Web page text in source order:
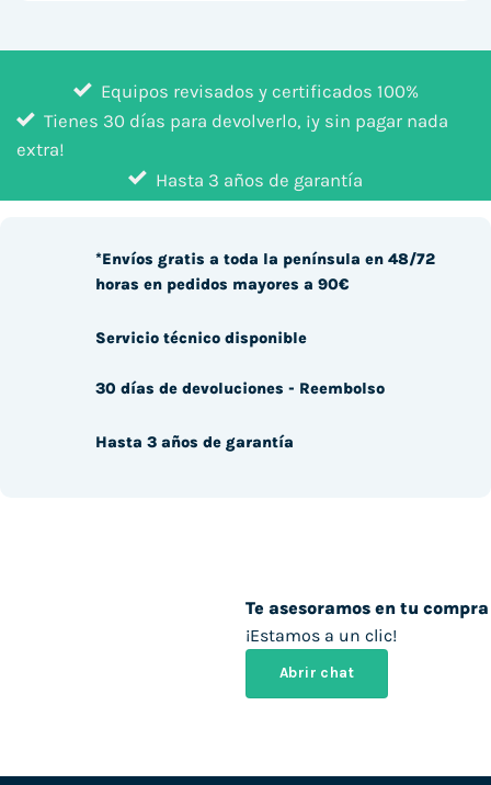
Equipos revisados y certificados 100%
Tienes 30 días para devolverlo, ¡y sin pagar nada
extra!
Hasta 3 años de garantía
Te asesoramos en tu compra
¡Estamos a un clic!
Abrir chat
*Envíos gratis a toda la península en 48/72
horas en pedidos mayores a 90€
Servicio técnico disponible
30 días de devoluciones - Reembolso
Hasta 3 años de garantía